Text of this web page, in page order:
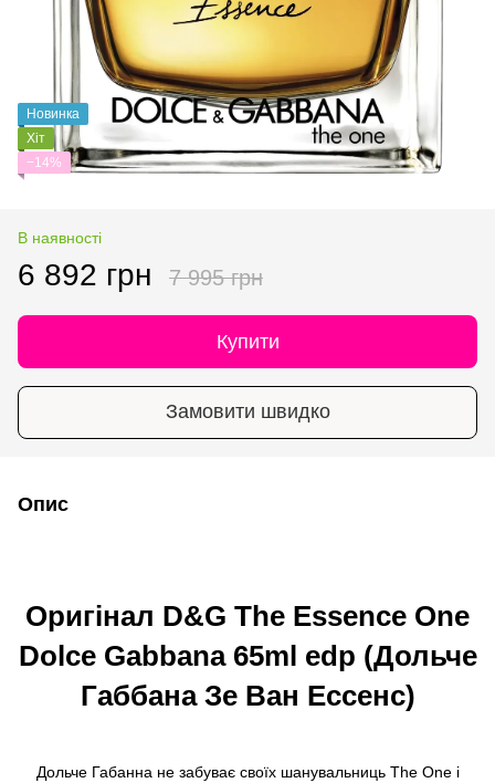
Новинка
Хіт
−14%
В наявності
6 892 грн 7 995 грн
Купити
Замовити швидко
Опис
Оригінал D&G The Essence One
Dolce Gabbana 65ml edp (Дольче
Габбана Зе Ван Ессенс)
Дольче Габанна не забуває своїх шанувальниць The One і